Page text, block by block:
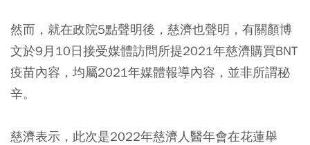
然而，就在政院5點聲明後，慈濟也聲明，有關顏博
文於9月10日接受媒體訪問所提2021年慈濟購買BNT
疫苗內容，均屬2021年媒體報導內容，並非所謂秘
辛。
慈濟表示，此次是2022年慈濟人醫年會在花蓮舉